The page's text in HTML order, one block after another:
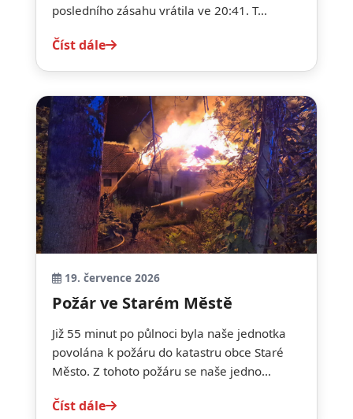
posledního zásahu vrátila ve 20:41. T...
Číst dále
19. července 2026
Požár ve Starém Městě
Již 55 minut po půlnoci byla naše jednotka
povolána k požáru do katastru obce Staré
Město. Z tohoto požáru se naše jedno...
Číst dále